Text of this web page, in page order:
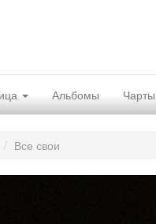
Альбомы Чарты
Все свои